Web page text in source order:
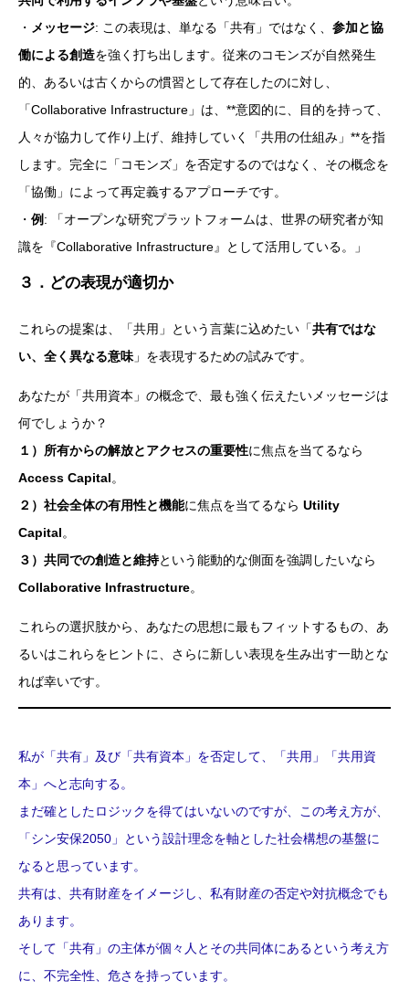
・ メッセージ: この表現は、単なる「共有」ではなく、 参加と協
働による創造を強く打ち出します。従来のコモンズが自然発生
的、あるいは古くからの慣習として存在したのに対し、
「Collaborative Infrastructure」は、**意図的に、目的を持って、
人々が協力して作り上げ、維持していく「共用の仕組み」**を指
します。完全に「コモンズ」を否定するのではなく、その概念を
「協働」によって再定義するアプローチです。
・ 例: 「オープンな研究プラットフォームは、世界の研究者が知
識を『Collaborative Infrastructure』として活用している。」
３．どの表現が適切か
これらの提案は、「共用」という言葉に込めたい「共有ではな
い、全く異なる意味 」を表現するための試みです。
あなたが「共用資本」の概念で、最も強く伝えたいメッセージは
何でしょうか？
１）所有からの解放とアクセスの重要性に焦点を当てるなら
Access Capital。
２）社会全体の有用性と機能に焦点を当てるなら Utility
Capital。
３）共同での創造と維持という能動的な側面を強調したいなら
Collaborative Infrastructure。
これらの選択肢から、あなたの思想に最もフィットするもの、あ
るいはこれらをヒントに、さらに新しい表現を生み出す一助とな
れば幸いです。
私が「共有」及び「共有資本」を否定して、「共用」「共用資
本」へと志向する。
まだ確としたロジックを得てはいないのですが、この考え方が、
「シン安保2050」という設計理念を軸とした社会構想の基盤に
なると思っています。
共有は、共有財産をイメージし、私有財産の否定や対抗概念でも
あります。
そして「共有」の主体が個々人とその共同体にあるという考え方
に、不完全性、危さを持っています。